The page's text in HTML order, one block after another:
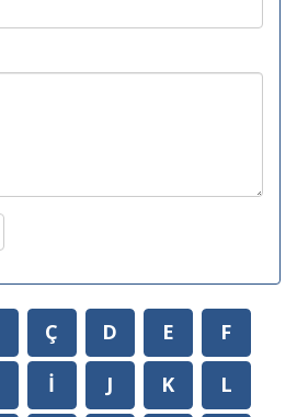
Ç D E
F
İ J K
L